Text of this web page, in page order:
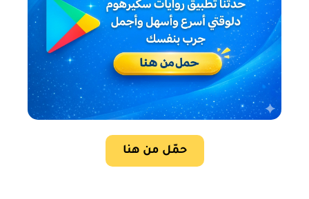
حمّل من هنا